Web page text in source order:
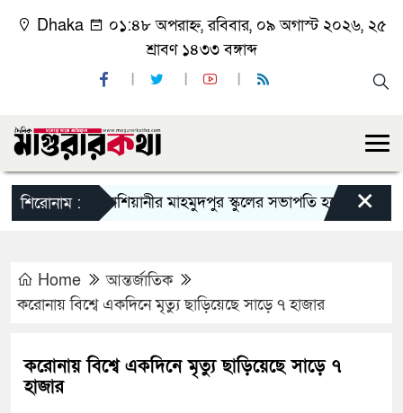
Dhaka
০১:৪৮ অপরাহ্ন, রবিবার, ০৯ অগাস্ট ২০২৬, ২৫
শ্রাবণ ১৪৩৩ বঙ্গাব্দ
শিরোনাম :কাশিয়ানীর মাহমুদপুর স্কুলের সভাপতি হলেন গোবিন্দ×
Home
আন্তর্জাতিক
করোনায় বিশ্বে একদিনে মৃত্যু ছাড়িয়েছে সাড়ে ৭ হাজার
করোনায় বিশ্বে একদিনে মৃত্যু ছাড়িয়েছে সাড়ে ৭
হাজার